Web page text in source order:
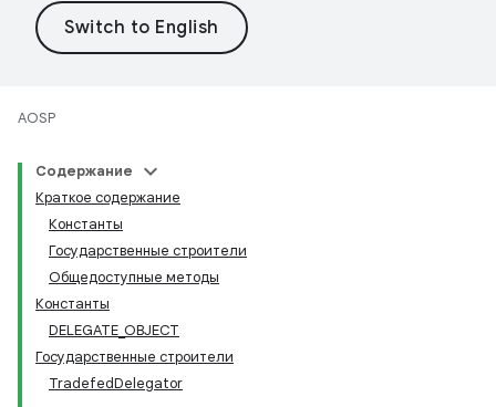
AOSP
Содержание
Краткое содержание
Константы
Государственные строители
Общедоступные методы
Константы
DELEGATE_OBJECT
Государственные строители
TradefedDelegator